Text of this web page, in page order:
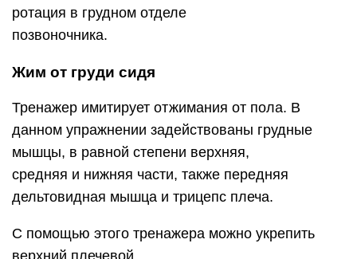
ротация в грудном отделе
позвоночника.
Жим от груди сидя
Тренажер имитирует отжимания от пола. В
данном упражнении задействованы грудные
мышцы, в равной степени верхняя,
средняя и нижняя части, также передняя
дельтовидная мышца и трицепс плеча.
С помощью этого тренажера можно укрепить